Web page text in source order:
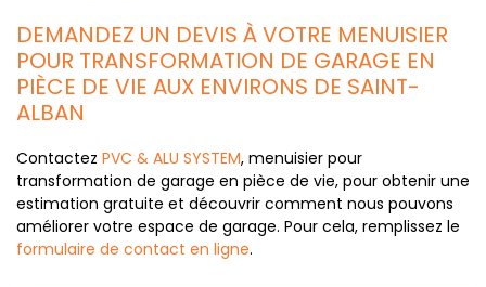
DEMANDEZ UN DEVIS À VOTRE MENUISIER
POUR TRANSFORMATION DE GARAGE EN
PIÈCE DE VIE AUX ENVIRONS DE SAINT-
ALBAN
Contactez PVC & ALU SYSTEM, menuisier pour
transformation de garage en pièce de vie, pour obtenir une
estimation gratuite et découvrir comment nous pouvons
améliorer votre espace de garage. Pour cela, remplissez le
formulaire de contact en ligne.